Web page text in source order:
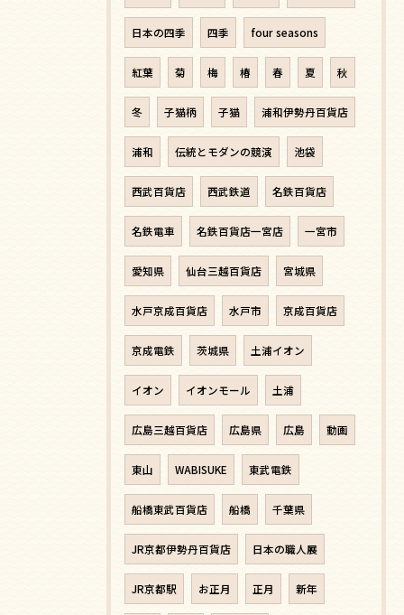
日本の四季 四季 four seasons
紅葉 菊 梅 椿 春 夏 秋
冬 子猫柄 子猫 浦和伊勢丹百貨店
浦和 伝統とモダンの競演 池袋
西武百貨店 西武鉄道 名鉄百貨店
名鉄電車 名鉄百貨店一宮店 一宮市
愛知県 仙台三越百貨店 宮城県
水戸京成百貨店 水戸市 京成百貨店
京成電鉄 茨城県 土浦イオン
イオン イオンモール 土浦
広島三越百貨店 広島県 広島 動画
東山 WABISUKE 東武電鉄
船橋東武百貨店 船橋 千葉県
JR京都伊勢丹百貨店 日本の職人展
JR京都駅 お正月 正月 新年